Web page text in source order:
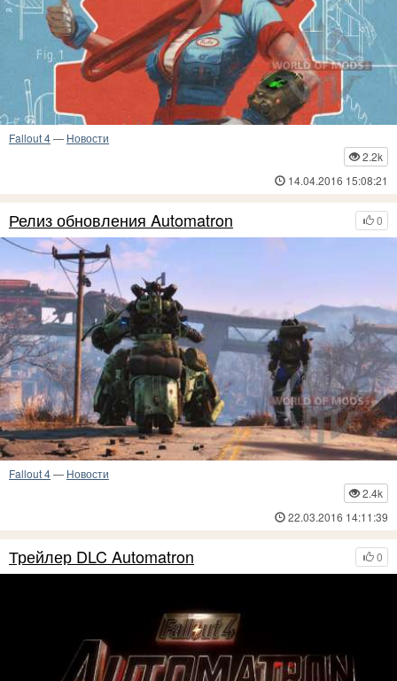
Fallout 4— Новости
2.2k
14.04.2016 15:08:21
0
Релиз обновления Automatron
Fallout 4— Новости
2.4k
22.03.2016 14:11:39
0
Трейлер DLC Automatron